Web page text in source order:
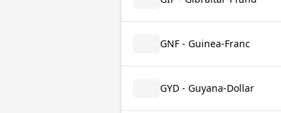
GNF - Guinea-Franc
GYD - Guyana-Dollar